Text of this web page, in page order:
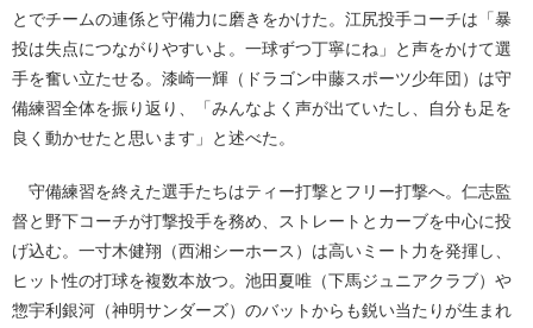
とでチームの連係と守備力に磨きをかけた。江尻投手コーチは「暴
投は失点につながりやすいよ。一球ずつ丁寧にね」と声をかけて選
手を奮い立たせる。漆崎一輝（ドラゴン中藤スポーツ少年団）は守
備練習全体を振り返り、「みんなよく声が出ていたし、自分も足を
良く動かせたと思います」と述べた。
守備練習を終えた選手たちはティー打撃とフリー打撃へ。仁志監
督と野下コーチが打撃投手を務め、ストレートとカーブを中心に投
げ込む。一寸木健翔（西湘シーホース）は高いミート力を発揮し、
ヒット性の打球を複数本放つ。池田夏唯（下馬ジュニアクラブ）や
惣宇利銀河（神明サンダーズ）のバットからも鋭い当たりが生まれ